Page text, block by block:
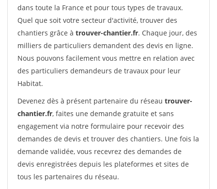
dans toute la France et pour tous types de travaux.
Quel que soit votre secteur d'activité, trouver des
chantiers grâce à trouver-chantier.fr. Chaque jour, des
milliers de particuliers demandent des devis en ligne.
Nous pouvons facilement vous mettre en relation avec
des particuliers demandeurs de travaux pour leur
Habitat.
Devenez dès à présent partenaire du réseau trouver-
chantier.fr, faites une demande gratuite et sans
engagement via notre formulaire pour recevoir des
demandes de devis et trouver des chantiers. Une fois la
demande validée, vous recevrez des demandes de
devis enregistrées depuis les plateformes et sites de
tous les partenaires du réseau.